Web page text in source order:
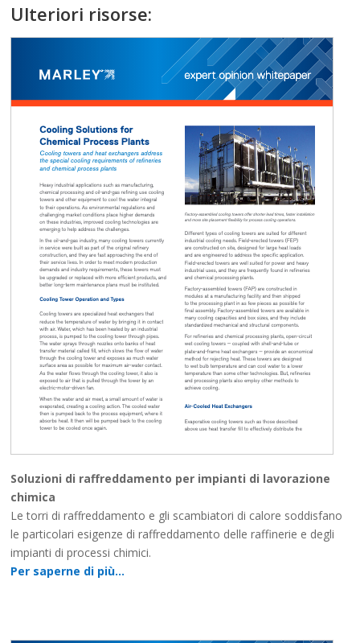
Ulteriori risorse:
Soluzioni di raffreddamento per impianti di lavorazione
chimica
Le torri di raffreddamento e gli scambiatori di calore soddisfano
le particolari esigenze di raffreddamento delle raffinerie e degli
impianti di processi chimici.
Per saperne di più…